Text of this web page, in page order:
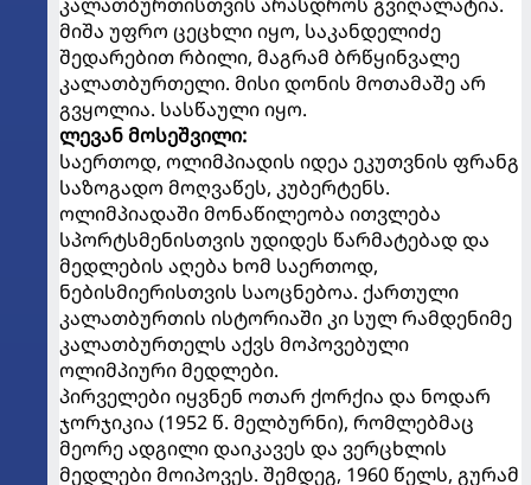
მიშა უფრო ცეცხლი იყო, საკანდელიძე
შედარებით რბილი, მაგრამ ბრწყინვალე
კალათბურთელი. მისი დონის მოთამაშე არ
გვყოლია. სასწაული იყო.
ლევან მოსეშვილი:
საერთოდ, ოლიმპიადის იდეა ეკუთვნის ფრანგ
საზოგადო მოღვაწეს, კუბერტენს.
ოლიმპიადაში მონაწილეობა ითვლება
სპორტსმენისთვის უდიდეს წარმატებად და
მედლების აღება ხომ საერთოდ,
ნებისმიერისთვის საოცნებოა. ქართული
კალათბურთის ისტორიაში კი სულ რამდენიმე
კალათბურთელს აქვს მოპოვებული
ოლიმპიური მედლები.
პირველები იყვნენ ოთარ ქორქია და ნოდარ
ჯორჯიკია (1952 წ. მელბურნი), რომლებმაც
მეორე ადგილი დაიკავეს და ვერცხლის
მედლები მოიპოვეს. შემდეგ, 1960 წელს, გურამ